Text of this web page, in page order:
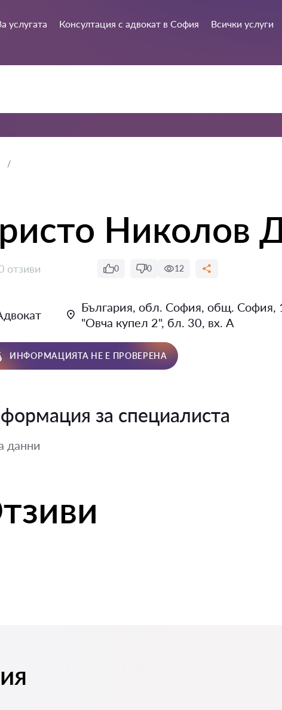
услугата Консултация с адвокат в София Всички услуги
Николов
отзиви 0 0 12
България, обл. София, общ. София,
"Овча купел 2", бл. 30, вх. А
ИНФОРМАЦИЯТА НЕ Е ПРОВЕРЕНА
за специалиста
данни